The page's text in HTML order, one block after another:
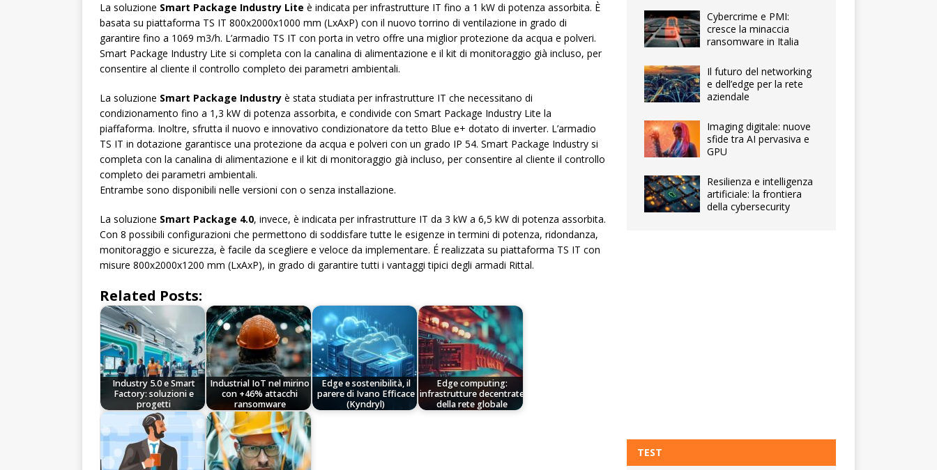
La soluzione Smart Package Industry Lite è indicata per infrastrutture IT fino a 1 kW di potenza assorbita. È
basata su piattaforma TS IT 800x2000x1000 mm (LxAxP) con il nuovo torrino di ventilazione in grado di
garantire fino a 1069 m3/h. L’armadio TS IT con porta in vetro offre una miglior protezione da acqua e polveri.
Smart Package Industry Lite si completa con la canalina di alimentazione e il kit di monitoraggio già incluso, per
consentire al cliente il controllo completo dei parametri ambientali.
La soluzione Smart Package Industry è stata studiata per infrastrutture IT che necessitano di
condizionamento fino a 1,3 kW di potenza assorbita, e condivide con Smart Package Industry Lite la
piaffaforma. Inoltre, sfrutta il nuovo e innovativo condizionatore da tetto Blue e+ dotato di inverter. L’armadio
TS IT in dotazione garantisce una protezione da acqua e polveri con un grado IP 54. Smart Package Industry si
completa con la canalina di alimentazione e il kit di monitoraggio già incluso, per consentire al cliente il controllo
completo dei parametri ambientali.
Entrambe sono disponibili nelle versioni con o senza installazione.
La soluzione Smart Package 4.0, invece, è indicata per infrastrutture IT da 3 kW a 6,5 kW di potenza assorbita.
Con 8 possibili configurazioni che permettono di soddisfare tutte le esigenze in termini di potenza, ridondanza,
monitoraggio e sicurezza, è facile da scegliere e veloce da implementare. É realizzata su piattaforma TS IT con
misure 800x2000x1200 mm (LxAxP), in grado di garantire tutti i vantaggi tipici degli armadi Rittal.
Related Posts:
Industry 5.0 e Smart
Factory: soluzioni e
progetti
Industrial IoT nel mirino
con +46% attacchi
ransomware
Edge e sostenibilità, il
parere di Ivano Efficace
(Kyndryl)
Edge computing:
infrastrutture decentrate
della rete globale
Cybercrime e PMI:
cresce la minaccia
ransomware in Italia
Il futuro del networking
e dell’edge per la rete
aziendale
Imaging digitale: nuove
sfide tra AI pervasiva e
GPU
Resilienza e intelligenza
artificiale: la frontiera
della cybersecurity
TEST